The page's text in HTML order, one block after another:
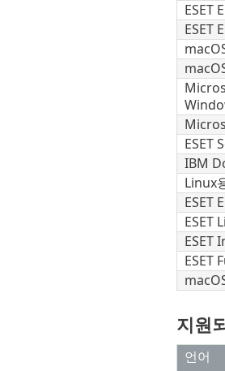
ESET
ESET
ESET
IBM
Linux
ESET
ESET
ESET
ESET
지원
언어